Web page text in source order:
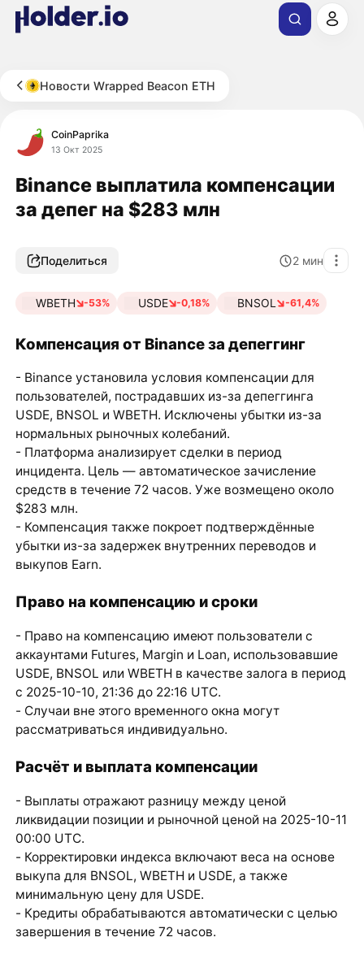
Новости Wrapped Beacon ETH
CoinPaprika
13 Окт 2025
Binance выплатила компенсации
за депег на $283 млн
Поделиться 2 мин
WBETH -53% USDE -0,18% BNSOL -61,4%
Компенсация от Binance за депеггинг
- Binance установила условия компенсации для
пользователей, пострадавших из-за депеггинга
USDE, BNSOL и WBETH. Исключены убытки из-за
нормальных рыночных колебаний.
- Платформа анализирует сделки в период
инцидента. Цель — автоматическое зачисление
средств в течение 72 часов. Уже возмещено около
$283 млн.
- Компенсация также покроет подтверждённые
убытки из-за задержек внутренних переводов и
выкупов Earn.
Право на компенсацию и сроки
- Право на компенсацию имеют пользователи с
аккаунтами Futures, Margin и Loan, использовавшие
USDE, BNSOL или WBETH в качестве залога в период
с 2025-10-10, 21:36 до 22:16 UTC.
- Случаи вне этого временного окна могут
рассматриваться индивидуально.
Расчёт и выплата компенсации
- Выплаты отражают разницу между ценой
ликвидации позиции и рыночной ценой на 2025-10-11
00:00 UTC.
- Корректировки индекса включают веса на основе
выкупа для BNSOL, WBETH и USDE, а также
минимальную цену для USDE.
- Кредиты обрабатываются автоматически с целью
завершения в течение 72 часов.